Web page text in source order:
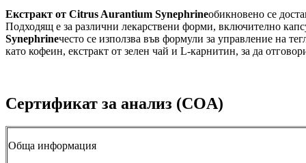
Екстракт от Citrus Aurantium Synephrineобикновено се
Подходящ е за различни лекарствени форми, включително
Synephrineчесто се използва във формули за управление на
като кофеин, екстракт от зелен чай и L-карнитин, за да
Сертификат за анализ (COA)
Обща информация